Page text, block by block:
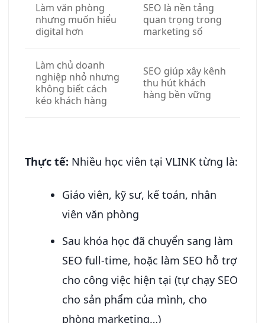
Làm văn phòng
nhưng muốn hiểu
digital hơn
SEO là nền tảng
quan trọng trong
marketing số
Làm chủ doanh
nghiệp nhỏ nhưng
không biết cách
kéo khách hàng
SEO giúp xây kênh
thu hút khách
hàng bền vững
Thực tế: Nhiều học viên tại VLINK từng là:
Giáo viên, kỹ sư, kế toán, nhân
viên văn phòng
Sau khóa học đã chuyển sang làm
SEO full-time, hoặc làm SEO hỗ trợ
cho công việc hiện tại (tự chạy SEO
cho sản phẩm của mình, cho
phòng marketing…)